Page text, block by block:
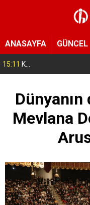
ANASAYFA GÜNCEL
15:11 Konya’da zabıta ve polis
Mevlana